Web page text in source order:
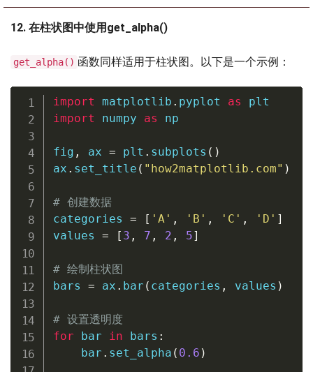
12. 在柱状图中使用get_alpha()
get_alpha() 函数同样适用于柱状图。以下是一个示例：
import matplotlib . pyplot as
import numpy as np
fig , ax = plt . subplots ( )
ax . set_title ( "how2matplotlib.com" )
# 创建数据
categories = [ 'A' , 'B' , 'C' , 'D' ]
values = [ 3 , 7 , 2 , 5]
# 绘制柱状图
bars = ax . bar ( categories , values )
# 设置透明度
for bar in bars :
    bar
. set_alpha ( 0.6 )